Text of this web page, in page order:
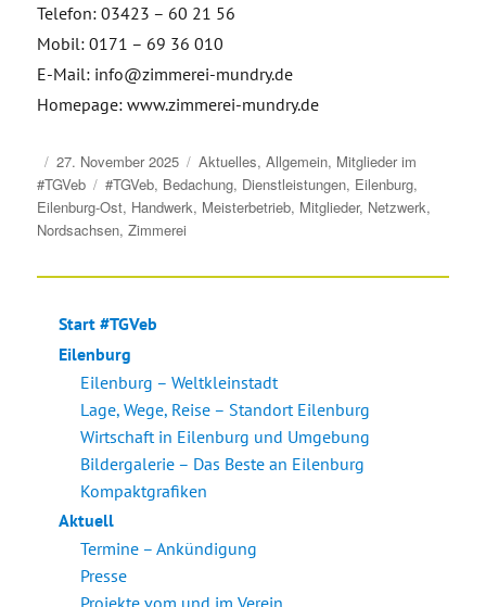
Telefon: 03423 – 60 21 56
Mobil: 0171 – 69 36 010
E-Mail: info@zimmerei-mundry.de
Homepage: www.zimmerei-mundry.de
Veröffentlicht
am
27. November 2025 Kategorien
Aktuelles,Allgemein, Mitglieder im
#TGVeb
Schlagwörter
#TGVeb, Bedachung, Dienstleistungen, Eilenburg,
Eilenburg-Ost, Handwerk, Meisterbetrieb, Mitglieder, Netzwerk,
Nordsachsen,Zimmerei
Start #TGVeb
Eilenburg
Eilenburg – Weltkleinstadt
Lage, Wege, Reise – Standort Eilenburg
Wirtschaft in Eilenburg und Umgebung
Bildergalerie – Das Beste an Eilenburg
Kompaktgrafiken
Aktuell
Termine – Ankündigung
Presse
Projekte vom und im Verein